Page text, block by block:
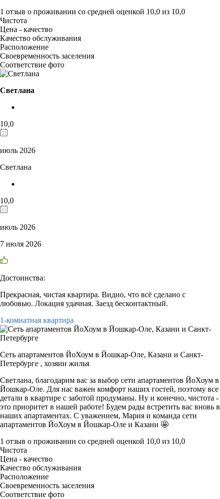
1 отзыв о проживании со средней оценкой 10,0 из 10,0
Чистота
Цена - качество
Качество обслуживания
Расположение
Своевременность заселения
Соответствие фото
Светлана
10,0
июль 2026
Светлана
10,0
июль 2026
7 июля 2026
Достоинства:
Прекрасная, чистая квартира. Видно, что всё сделано с
любовью. Локация удачная. Заезд бесконтактный.
1-комнатная квартира
Сеть апартаментов ЙоХоум в Йошкар-Оле, Казани и Санкт-
Петербурге , хозяин жилья
Светлана, благодарим вас за выбор сети апартаментов ЙоХоум в
Йошкар-Оле. Для нас важен комфорт наших гостей, поэтому все
детали в квартире с заботой продуманы. Ну и конечно, чистота -
это приоритет в нашей работе! Будем рады встретить вас вновь в
наших апартаментах. С уважением, Мария и команда сети
апартаментов ЙоХоум в Йошкар-Оле и Казани 🤩
1 отзыв о проживании со средней оценкой 10,0 из 10,0
Чистота
Цена - качество
Качество обслуживания
Расположение
Своевременность заселения
Соответствие фото